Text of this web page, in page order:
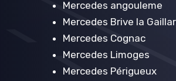
Mercedes angouleme
Mercedes Brive la
Mercedes Cognac
Mercedes Limoges
Mercedes Périgueux